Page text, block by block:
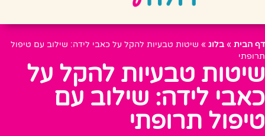
דף הבית » בלוג » שיטות טבעיות להקל על כאבי לידה: שילוב עם טיפול
תרופתי
שיטות טבעיות להקל על
כאבי לידה: שילוב עם
טיפול תרופתי